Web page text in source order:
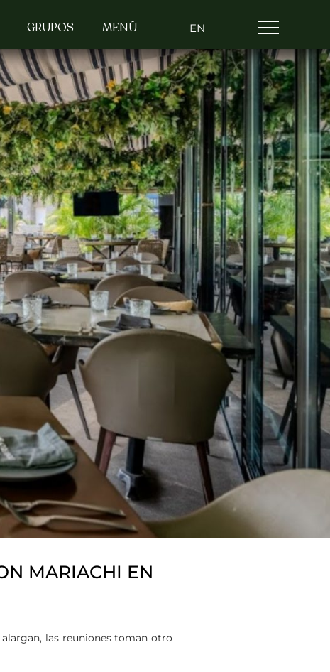
GRUPOS MENÚ EN
MARIACHI EN
las reuniones toman otro